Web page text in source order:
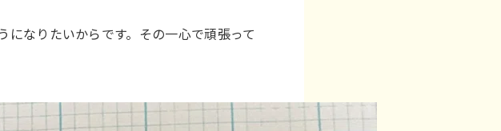
なりたいからです。その一心で頑張って